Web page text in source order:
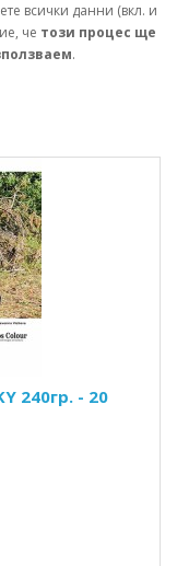
всички данни (вкл. и
че този процес ще
.
240гр. - 20